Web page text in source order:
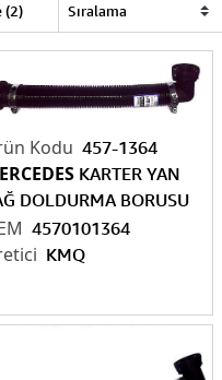
(2)
457-1364
4570101364
KARTER YAN
DOLDURMA BORUSU
26 CM
KMQ